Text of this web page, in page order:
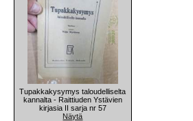
Tupakkakysymys taloudelliselta
kannalta - Raittiuden Ystävien
kirjasia II sarja nr 57
Näytä